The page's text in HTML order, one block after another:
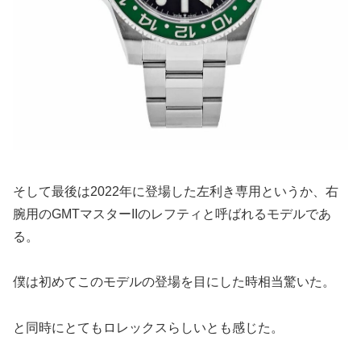
そして最後は2022年に登場した左利き専用というか、右
腕用のGMTマスターIIのレフティと呼ばれるモデルであ
る。
僕は初めてこのモデルの登場を目にした時相当驚いた。
と同時にとてもロレックスらしいとも感じた。